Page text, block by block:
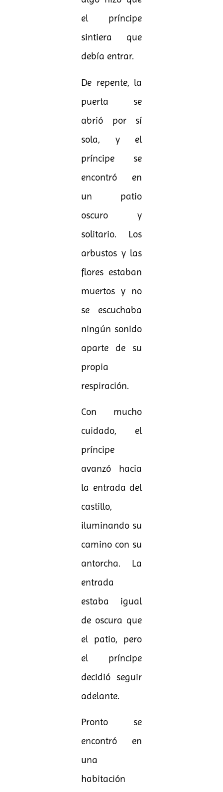
el príncipe
sintiera que
debía entrar.
De repente, la
puerta se
abrió por sí
sola, y el
príncipe se
encontró en
un patio
oscuro y
solitario. Los
arbustos y las
flores estaban
muertos y no
se escuchaba
ningún sonido
aparte de su
propia
respiración.
Con mucho
cuidado, el
príncipe
avanzó hacia
la entrada del
castillo,
iluminando su
camino con su
antorcha. La
entrada
estaba igual
de oscura que
el patio, pero
el príncipe
decidió seguir
adelante.
Pronto se
encontró en
una
habitación